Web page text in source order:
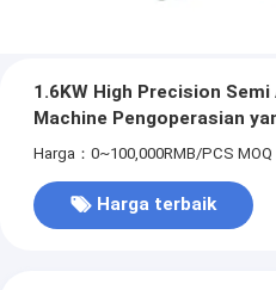
1.6KW High Precision
Machine Pengoperasian
Harga：0~100,000RMB/PCS MOQ
Harga terbaik